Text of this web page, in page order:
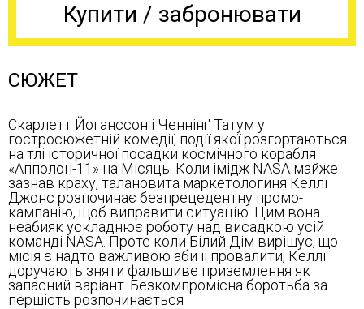
Купити / забронювати
СЮЖЕТ
Скарлетт Йоганссон і Ченнінґ Татум у
гостросюжетній комедії, події якої розгортаються
на тлі історичної посадки космічного корабля
«Апполон-11» на Місяць. Коли імідж NASA майже
зазнав краху, талановита маркетологиня Келлі
Джонс розпочинає безпрецедентну промо-
кампанію, щоб виправити ситуацію. Цим вона
неабияк ускладнює роботу над висадкою усій
команді NASA. Проте коли Білий Дім вирішує, що
місія є надто важливою аби її провалити, Келлі
доручають зняти фальшиве приземлення як
запасний варіант. Безкомпромісна боротьба за
першість розпочинається